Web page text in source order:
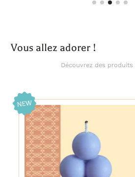
Vous allez adorer !
Découvrez des